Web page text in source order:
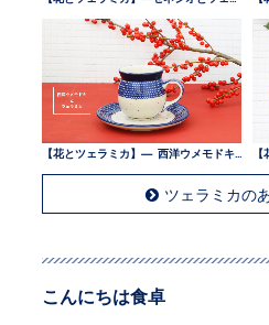
ツェラミカの
こんにちは食卓